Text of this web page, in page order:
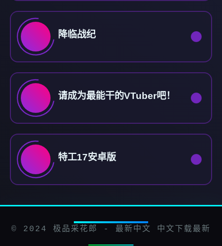
降临战纪
请成为最能干的VTuber吧！
特工17安卓版
© 2024 极品采花郎 - 最新中文 中文下载最新